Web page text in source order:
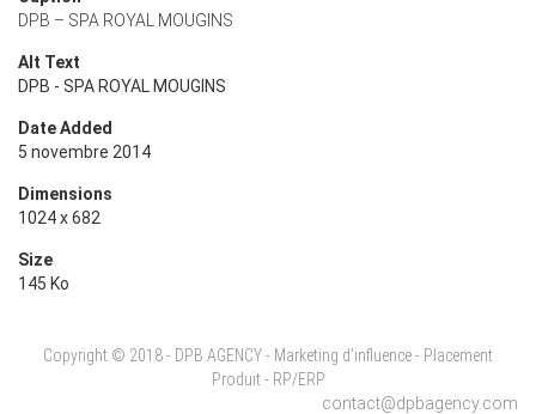
DPB – SPA ROYAL MOUGINS
Alt Text
DPB - SPA ROYAL MOUGINS
Date Added
5 novembre 2014
Dimensions
1024 x 682
Size
145 Ko
Copyright © 2018 - DPB AGENCY - Marketing d'influence - Placement
Produit - RP/ERP
contact@dpbagency.com